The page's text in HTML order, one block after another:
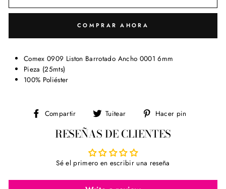
COMPRAR AHORA
Comex 0909 Liston Barrotado Ancho 0001 6mm
Pieza (25mts)
100% Poliéster
Compartir
Compartir
Facebook
Tuitear
Tuitear
Twitter
Hacer pin
RESEÑAS DE CLIENTES
Sé el primero en escribir una reseña